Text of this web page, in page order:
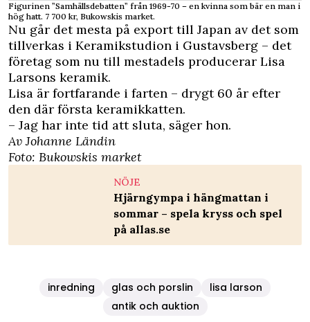
Figurinen ”Samhällsdebatten” från 1969-70 – en kvinna som bär en man i
hög hatt. 7 700 kr, Bukowskis market.
Nu går det mesta på export till Japan av det som
tillverkas i Keramikstudion i Gustavsberg – det
företag som nu till mestadels producerar Lisa
Larsons keramik.
Lisa är fortfarande i farten – drygt 60 år efter
den där första keramikkatten.
– Jag har inte tid att sluta, säger hon.
Av Johanne Ländin
Foto: Bukowskis market
NÖJE
Hjärngympa i hängmattan i
sommar – spela kryss och spel
på allas.se
inredning glas och porslin
lisa larson
antik och auktion